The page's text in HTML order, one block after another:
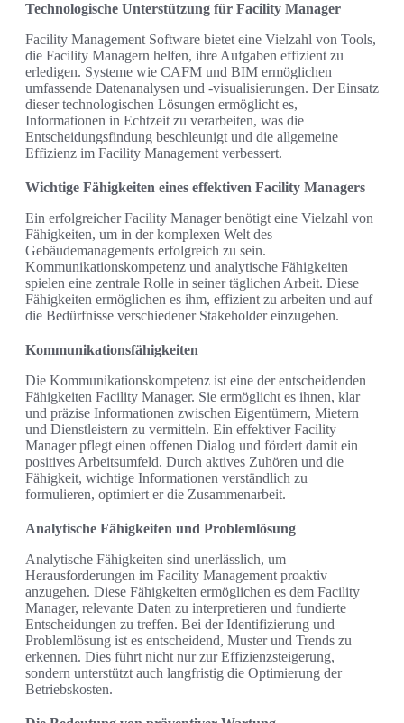
Technologische Unterstützung für Facility Manager
Facility Management Software bietet eine Vielzahl von Tools,
die Facility Managern helfen, ihre Aufgaben effizient zu
erledigen. Systeme wie CAFM und BIM ermöglichen
umfassende Datenanalysen und -visualisierungen. Der Einsatz
dieser technologischen Lösungen ermöglicht es,
Informationen in Echtzeit zu verarbeiten, was die
Entscheidungsfindung beschleunigt und die allgemeine
Effizienz im Facility Management verbessert.
Wichtige Fähigkeiten eines effektiven Facility Managers
Ein erfolgreicher Facility Manager benötigt eine Vielzahl von
Fähigkeiten, um in der komplexen Welt des
Gebäudemanagements erfolgreich zu sein.
Kommunikationskompetenz und analytische Fähigkeiten
spielen eine zentrale Rolle in seiner täglichen Arbeit. Diese
Fähigkeiten ermöglichen es ihm, effizient zu arbeiten und auf
die Bedürfnisse verschiedener Stakeholder einzugehen.
Kommunikationsfähigkeiten
Die Kommunikationskompetenz ist eine der entscheidenden
Fähigkeiten Facility Manager. Sie ermöglicht es ihnen, klar
und präzise Informationen zwischen Eigentümern, Mietern
und Dienstleistern zu vermitteln. Ein effektiver Facility
Manager pflegt einen offenen Dialog und fördert damit ein
positives Arbeitsumfeld. Durch aktives Zuhören und die
Fähigkeit, wichtige Informationen verständlich zu
formulieren, optimiert er die Zusammenarbeit.
Analytische Fähigkeiten und Problemlösung
Analytische Fähigkeiten sind unerlässlich, um
Herausforderungen im Facility Management proaktiv
anzugehen. Diese Fähigkeiten ermöglichen es dem Facility
Manager, relevante Daten zu interpretieren und fundierte
Entscheidungen zu treffen. Bei der Identifizierung und
Problemlösung ist es entscheidend, Muster und Trends zu
erkennen. Dies führt nicht nur zur Effizienzsteigerung,
sondern unterstützt auch langfristig die Optimierung der
Betriebskosten.